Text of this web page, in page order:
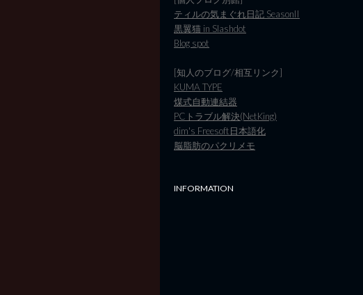
ティルの気まぐれ日記 SeasonII
黒翼猫 in Slashdot
Blog spot
[知人のブログ/相互リンク]
KUMA TYPE
煤式自動連結器
PCトラブル解決(NetKing)
dim's Freesoft日本語化
脳脂肪のパクリメモ
INFORMATION